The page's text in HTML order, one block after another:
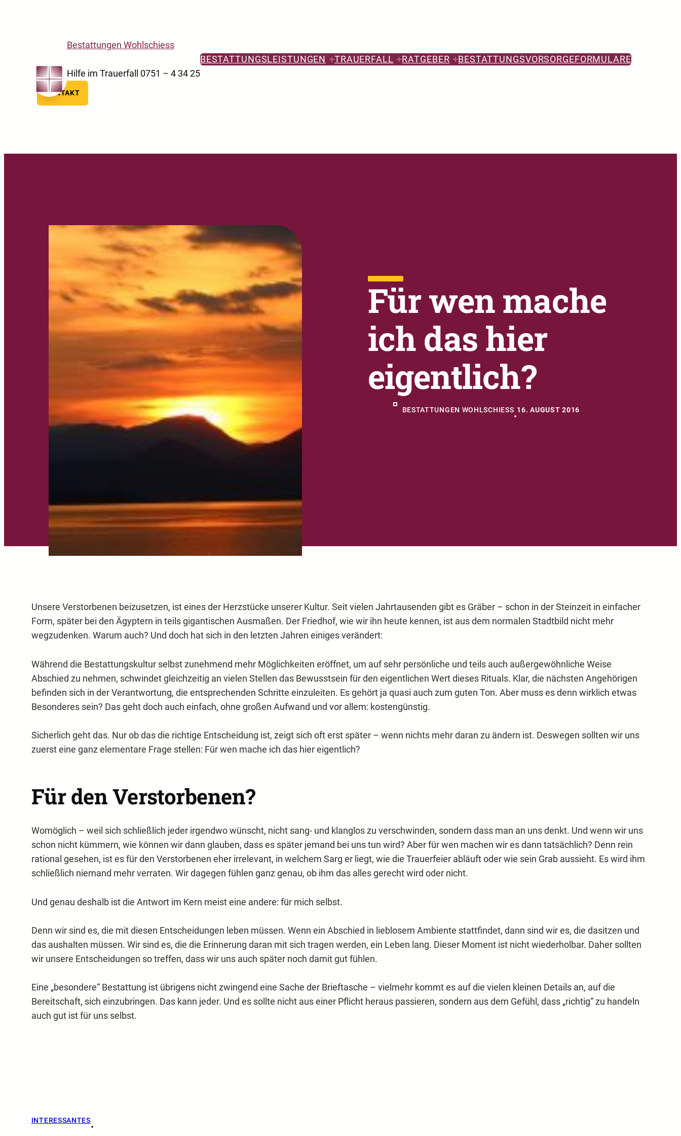
Bestattungen Wohlschiess
Hilfe im Trauerfall 0751 – 4 34 25
BESTATTUNGSLEISTUNGEN TRAUERFALL RATGEBER BESTATTUNGSVORSORGE FORMULARE
KONTAKT
Für wen mache
ich das hier
eigentlich?
BESTATTUNGEN WOHLSCHIESS
•
16. AUGUST 2016
Unsere Verstorbenen beizusetzen, ist eines der Herzstücke unserer Kultur. Seit vielen Jahrtausenden gibt es Gräber – schon in der Steinzeit in einfacher
Form, später bei den Ägyptern in teils gigantischen Ausmaßen. Der Friedhof, wie wir ihn heute kennen, ist aus dem normalen Stadtbild nicht mehr
wegzudenken. Warum auch? Und doch hat sich in den letzten Jahren einiges verändert:
Während die Bestattungskultur selbst zunehmend mehr Möglichkeiten eröffnet, um auf sehr persönliche und teils auch außergewöhnliche Weise
Abschied zu nehmen, schwindet gleichzeitig an vielen Stellen das Bewusstsein für den eigentlichen Wert dieses Rituals. Klar, die nächsten Angehörigen
befinden sich in der Verantwortung, die entsprechenden Schritte einzuleiten. Es gehört ja quasi auch zum guten Ton. Aber muss es denn wirklich etwas
Besonderes sein? Das geht doch auch einfach, ohne großen Aufwand und vor allem: kostengünstig.
Sicherlich geht das. Nur ob das die richtige Entscheidung ist, zeigt sich oft erst später – wenn nichts mehr daran zu ändern ist. Deswegen sollten wir uns
zuerst eine ganz elementare Frage stellen: Für wen mache ich das hier eigentlich?
Für den Verstorbenen?
Womöglich – weil sich schließlich jeder irgendwo wünscht, nicht sang- und klanglos zu verschwinden, sondern dass man an uns denkt. Und wenn wir uns
schon nicht kümmern, wie können wir dann glauben, dass es später jemand bei uns tun wird? Aber für wen machen wir es dann tatsächlich? Denn rein
rational gesehen, ist es für den Verstorbenen eher irrelevant, in welchem Sarg er liegt, wie die Trauerfeier abläuft oder wie sein Grab aussieht. Es wird ihm
schließlich niemand mehr verraten. Wir dagegen fühlen ganz genau, ob ihm das alles gerecht wird oder nicht.
Und genau deshalb ist die Antwort im Kern meist eine andere: für mich selbst.
Denn wir sind es, die mit diesen Entscheidungen leben müssen. Wenn ein Abschied in lieblosem Ambiente stattfindet, dann sind wir es, die dasitzen und
das aushalten müssen. Wir sind es, die die Erinnerung daran mit sich tragen werden, ein Leben lang. Dieser Moment ist nicht wiederholbar. Daher sollten
wir unsere Entscheidungen so treffen, dass wir uns auch später noch damit gut fühlen.
Eine „besondere“ Bestattung ist übrigens nicht zwingend eine Sache der Brieftasche – vielmehr kommt es auf die vielen kleinen Details an, auf die
Bereitschaft, sich einzubringen. Das kann jeder. Und es sollte nicht aus einer Pflicht heraus passieren, sondern aus dem Gefühl, dass „richtig“ zu handeln
auch gut ist für uns selbst.
INTERESSANTES
•